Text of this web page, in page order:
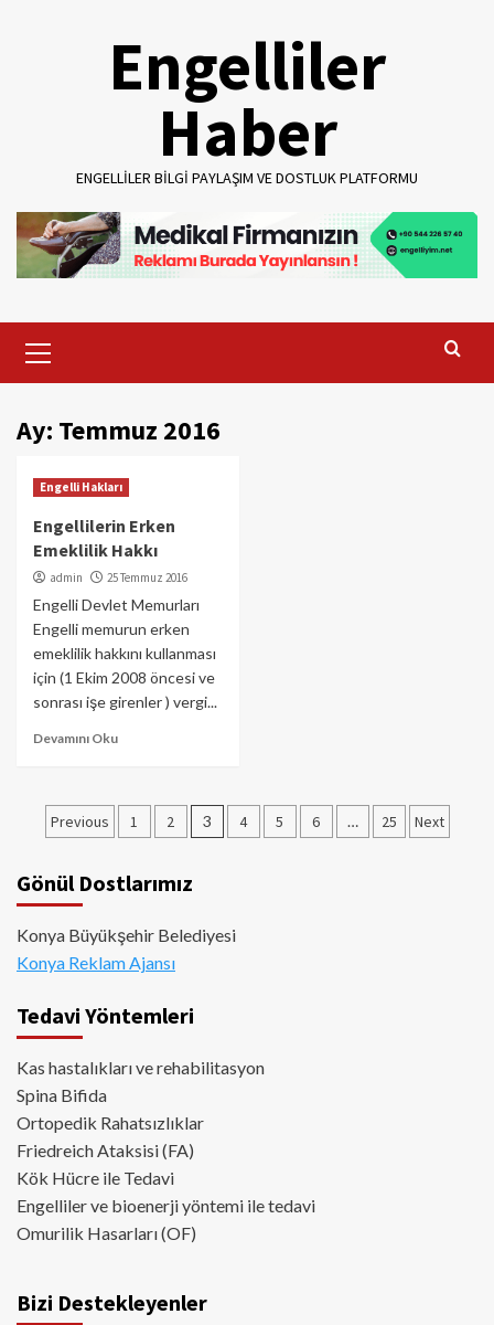
Engelliler
Haber
ENGELLILER BILGI PAYLAŞIM VE DOSTLUK PLATFORMU
Menu
Ay: Temmuz 2016
Engelli Hakları
Engellilerin Erken
Emeklilik Hakkı
admin 25 Temmuz 2016
Engelli Devlet Memurları
Engelli memurun erken
emeklilik hakkını kullanması
için (1 Ekim 2008 öncesi ve
sonrası işe girenler ) vergi...
Devamını Oku
Yazı
Previous 1 2 3 4 5 6 … 25 Next
Gönül Dostlarımız
Konya Büyükşehir Belediyesi
Konya Reklam Ajansı
Tedavi Yöntemleri
Kas hastalıkları ve rehabilitasyon
Spina Bifida
Ortopedik Rahatsızlıklar
Friedreich Ataksisi (FA)
Kök Hücre ile Tedavi
Engelliler ve bioenerji yöntemi ile tedavi
Omurilik Hasarları (OF)
Bizi Destekleyenler